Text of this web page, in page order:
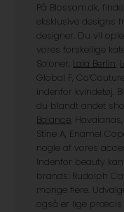
På Blossom.dk,
eksklusive designs
designer. Du vil
vores forskellige
Saloner, Lala Berlin,
Global F,
indenfor kvindetøj.
du blandt andet
Balance, Havaianas,
Stine A, Enamel
nogle af vores
Indenfor beauty
brands: Rudolph
mange flere.
også er lige præcis